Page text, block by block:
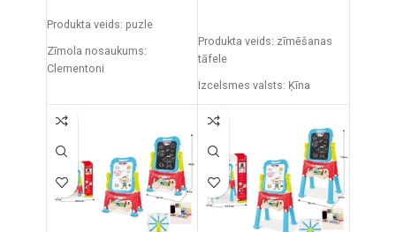
Produkta veids: puzle
Zīmola nosaukums:
Clementoni
Iepakojuma izmēri: 37 x 5 x
Gabaliņu skaits: 1500
Ieteicamais vecums: no 14
Produkta veids: zīmēšanas
tāfele
Izcelsmes valsts: Ķīna
35 cm
Produkta izmēri: 33,5 x 32 x
54,5 cm
Ieteicamais vecums: no 3